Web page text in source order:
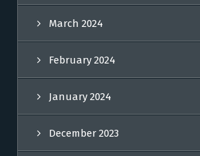
March 2024
February 2024
January 2024
December 2023